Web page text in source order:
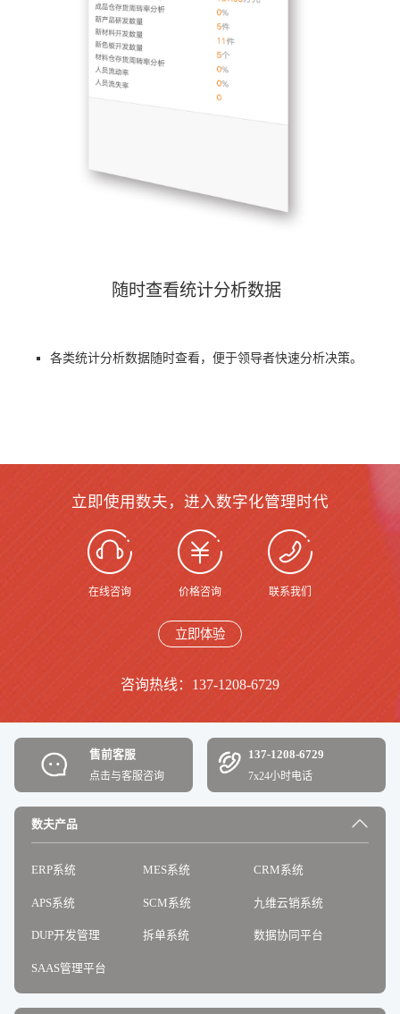
随时查看统计分析数据
各类统计分析数据随时查看，便于领导者快速分析决策。
立即使用数夫，进入数字化管理时代
在线咨询 价格咨询 联系我们
立即体验
咨询热线：137-1208-6729
售前客服
点击与客服咨询
137-1208-6729
7x24小时电话
数夫产品
ERP系统 MES系统 CRM系统
APS系统 SCM系统 九维云销系统
DUP开发管理 拆单系统 数据协同平台
SAAS管理平台